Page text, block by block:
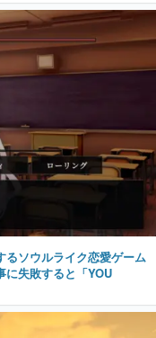
るソウルライク恋愛ゲーム
に失敗すると「YOU